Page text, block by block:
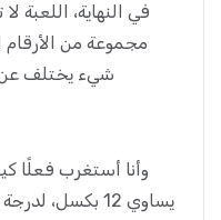
في النهاية،
مجموعة من الأرقام
شيء يختلف عن
وأنا أستغرب فعلًا